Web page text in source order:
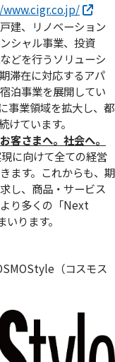
建、リノベーション
シャル事業、投資
どを行うソリューシ
滞在に対応するアパ
泊事業を展開してい
事業領域を拡大し、都
ています。
客さまへ。社会へ。
に向けて全ての経営
ます。これからも、期
し、商品・サービス
り多くの「Next
ります。
（コスモス